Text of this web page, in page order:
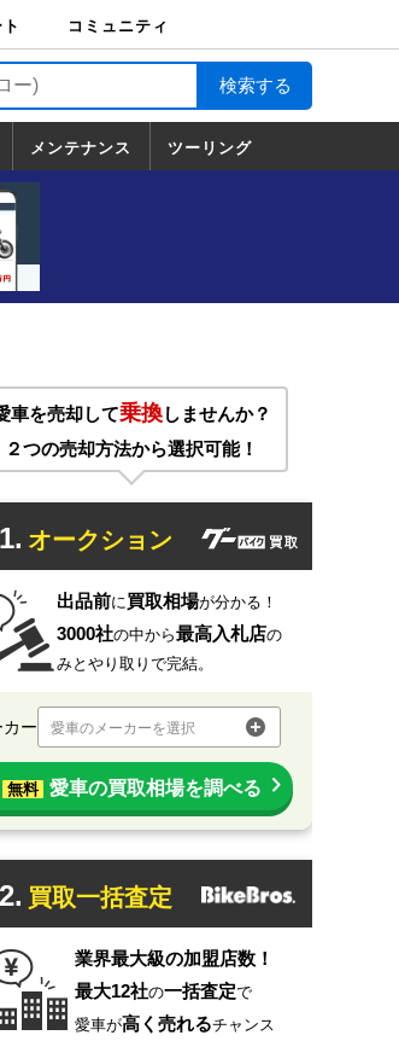
コミュニティ
メンテナンス ツーリング
車を売却して乗換しませんか？
２つの売却方法から選択可能！
1. オークション
出品前に買取相場が分かる！
3000社の中から最高入札店の
みとやり取りで完結。
カー 愛車のメーカーを選択
無料 愛車の買取相場を調べる
2. 買取一括査定
業界最大級の加盟店数！
最大12社の一括査定で
愛車が高く売れるチャンス